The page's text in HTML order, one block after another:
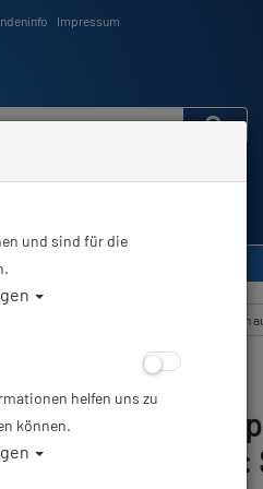
Impressum
- OH - mit Bungee - Schwarz - Gr: S
Alle Artikel zeigen
Geräteflosse
- Schwarz - Gr:
und sind für die
helfen uns zu
können.